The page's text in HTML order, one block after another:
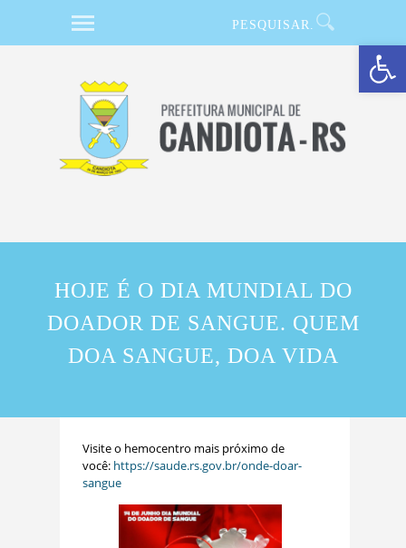
Barra de Ferramentas Aberta
HOJE É O DIA MUNDIAL DO
DOADOR DE SANGUE. QUEM
DOA SANGUE, DOA VIDA
Visite o hemocentro mais próximo de
você: https://saude.rs.gov.br/onde-doar-
sangue